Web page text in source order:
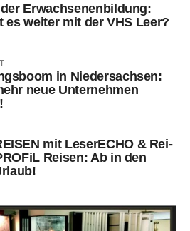
Erwach­se­nen­bil­dung:
es wei­ter mit der VHS Leer?
in Nie­der­sach­sen:
neue Unter­neh­men
mit Lese­r­ECHO & Rei­
Rei­sen: Ab in den